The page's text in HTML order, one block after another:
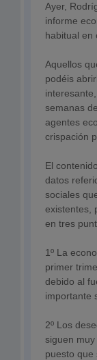
Ayer,
informe
habitual en
Aquellos
podéis
semanas
agentes
crispación
El
datos
sociales
existentes,
en tres
1º La
primer
debido al
importante
2º Los
siguen
puesto que